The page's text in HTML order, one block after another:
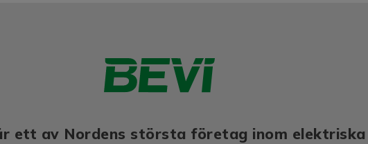
ett av Nordens största företag inom elektriska